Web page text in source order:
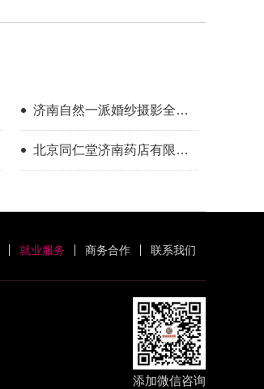
济南自然一派婚纱摄影全球
旅拍急聘化妆师
北京同仁堂济南药店有限公
司招聘美甲师
就业服务 商务合作 联系我们
添加微信咨询